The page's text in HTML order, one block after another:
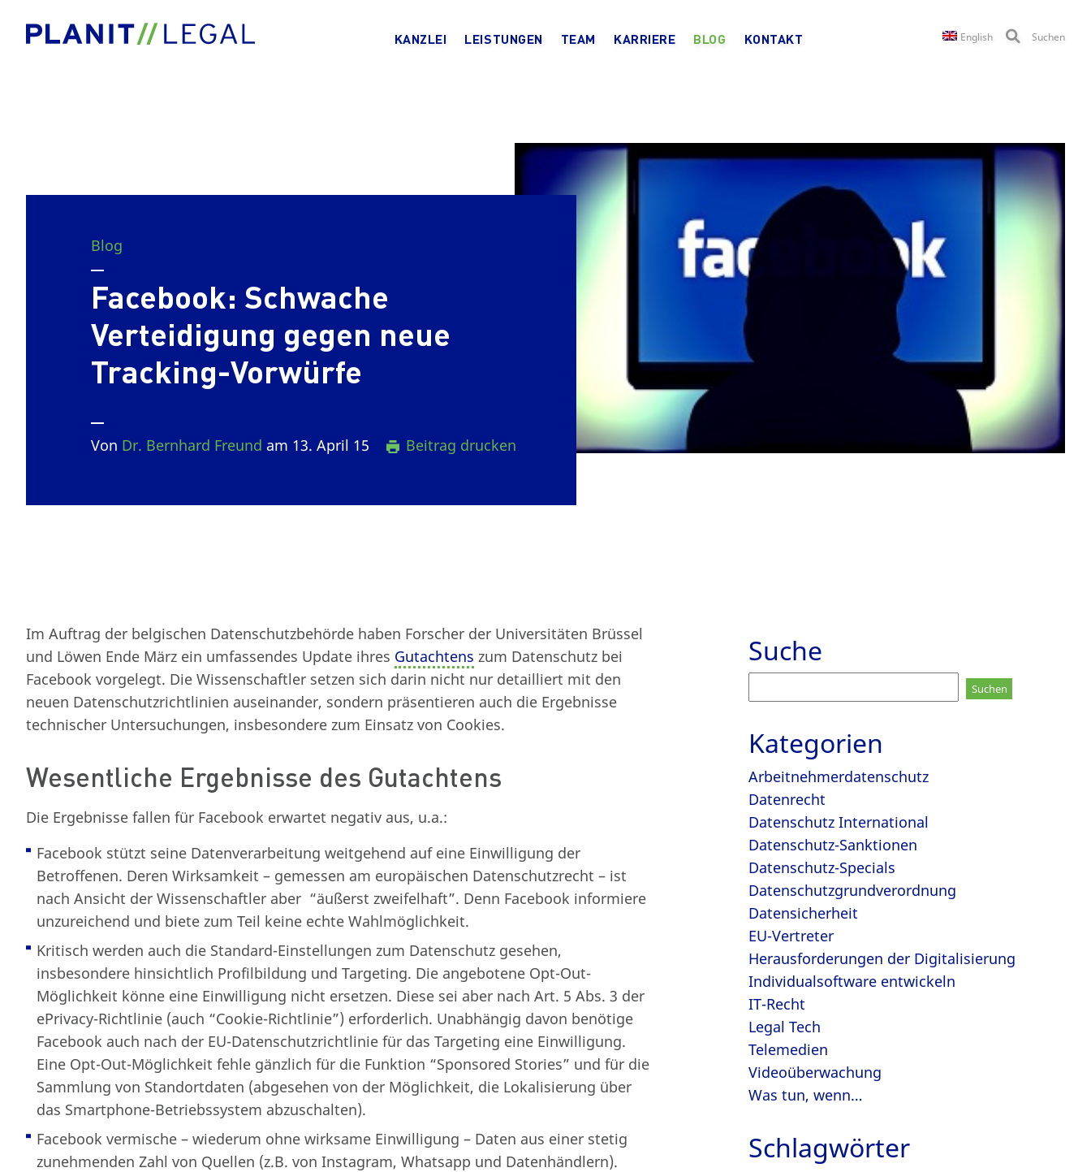
KANZLEI LEISTUNGEN TEAM KARRIERE BLOG KONTAKT English Suchen
Blog
Facebook: Schwache
Verteidigung gegen neue
Tracking-Vorwürfe
Von Dr. Bernhard Freund am 13. April 15 Beitrag drucken
Im Auftrag der belgischen Datenschutzbehörde haben Forscher der Universitäten Brüssel
und Löwen Ende März ein umfassendes Update ihres Gutachtens zum Datenschutz bei
Facebook vorgelegt. Die Wissenschaftler setzen sich darin nicht nur detailliert mit den
neuen Datenschutzrichtlinien auseinander, sondern präsentieren auch die Ergebnisse
technischer Untersuchungen, insbesondere zum Einsatz von Cookies.
Wesentliche Ergebnisse des Gutachtens
Die Ergebnisse fallen für Facebook erwartet negativ aus, u.a.:
Facebook stützt seine Datenverarbeitung weitgehend auf eine Einwilligung der
Betroffenen. Deren Wirksamkeit – gemessen am europäischen Datenschutzrecht – ist
nach Ansicht der Wissenschaftler aber “äußerst zweifelhaft”. Denn Facebook informiere
unzureichend und biete zum Teil keine echte Wahlmöglichkeit.
Kritisch werden auch die Standard-Einstellungen zum Datenschutz gesehen,
insbesondere hinsichtlich Profilbildung und Targeting. Die angebotene Opt-Out-
Möglichkeit könne eine Einwilligung nicht ersetzen. Diese sei aber nach Art. 5 Abs. 3 der
ePrivacy-Richtlinie (auch “Cookie-Richtlinie”) erforderlich. Unabhängig davon benötige
Facebook auch nach der EU-Datenschutzrichtlinie für das Targeting eine Einwilligung.
Eine Opt-Out-Möglichkeit fehle gänzlich für die Funktion “Sponsored Stories” und für die
Sammlung von Standortdaten (abgesehen von der Möglichkeit, die Lokalisierung über
das Smartphone-Betriebssystem abzuschalten).
Facebook vermische – wiederum ohne wirksame Einwilligung – Daten aus einer stetig
zunehmenden Zahl von Quellen (z.B. von Instagram, Whatsapp und Datenhändlern).
Suche
nach:
Kategorien
Arbeitnehmerdatenschutz
Datenrecht
Datenschutz International
Datenschutz-Sanktionen
Datenschutz-Specials
Datenschutzgrundverordnung
Datensicherheit
EU-Vertreter
Herausforderungen der Digitalisierung
Individualsoftware entwickeln
IT-Recht
Legal Tech
Telemedien
Videoüberwachung
Was tun, wenn…
Schlagwörter